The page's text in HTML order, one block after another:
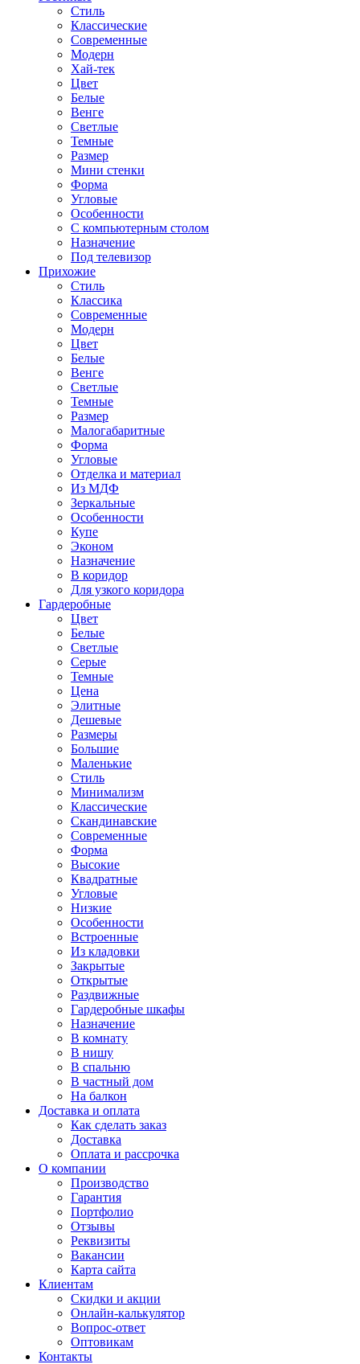
Стиль
Классические
Современные
Модерн
Хай-тек
Цвет
Белые
Венге
Светлые
Темные
Размер
Мини стенки
Форма
Угловые
Особенности
С компьютерным столом
Назначение
Под телевизор
Прихожие
Стиль
Классика
Современные
Модерн
Цвет
Белые
Венге
Светлые
Темные
Размер
Малогабаритные
Форма
Угловые
Отделка и материал
Из МДФ
Зеркальные
Особенности
Купе
Эконом
Назначение
В коридор
Для узкого коридора
Гардеробные
Цвет
Белые
Светлые
Серые
Темные
Цена
Элитные
Дешевые
Размеры
Большие
Маленькие
Стиль
Минимализм
Классические
Скандинавские
Современные
Форма
Высокие
Квадратные
Угловые
Низкие
Особенности
Встроенные
Из кладовки
Закрытые
Открытые
Раздвижные
Гардеробные шкафы
Назначение
В комнату
В нишу
В спальню
В частный дом
На балкон
Доставка и оплата
Как сделать заказ
Доставка
Оплата и рассрочка
О компании
Производство
Гарантия
Портфолио
Отзывы
Реквизиты
Вакансии
Карта сайта
Клиентам
Скидки и акции
Онлайн-калькулятор
Вопрос-ответ
Оптовикам
Контакты